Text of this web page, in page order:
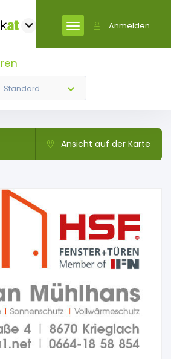
Anmelden
Standard
Ansicht auf der Karte